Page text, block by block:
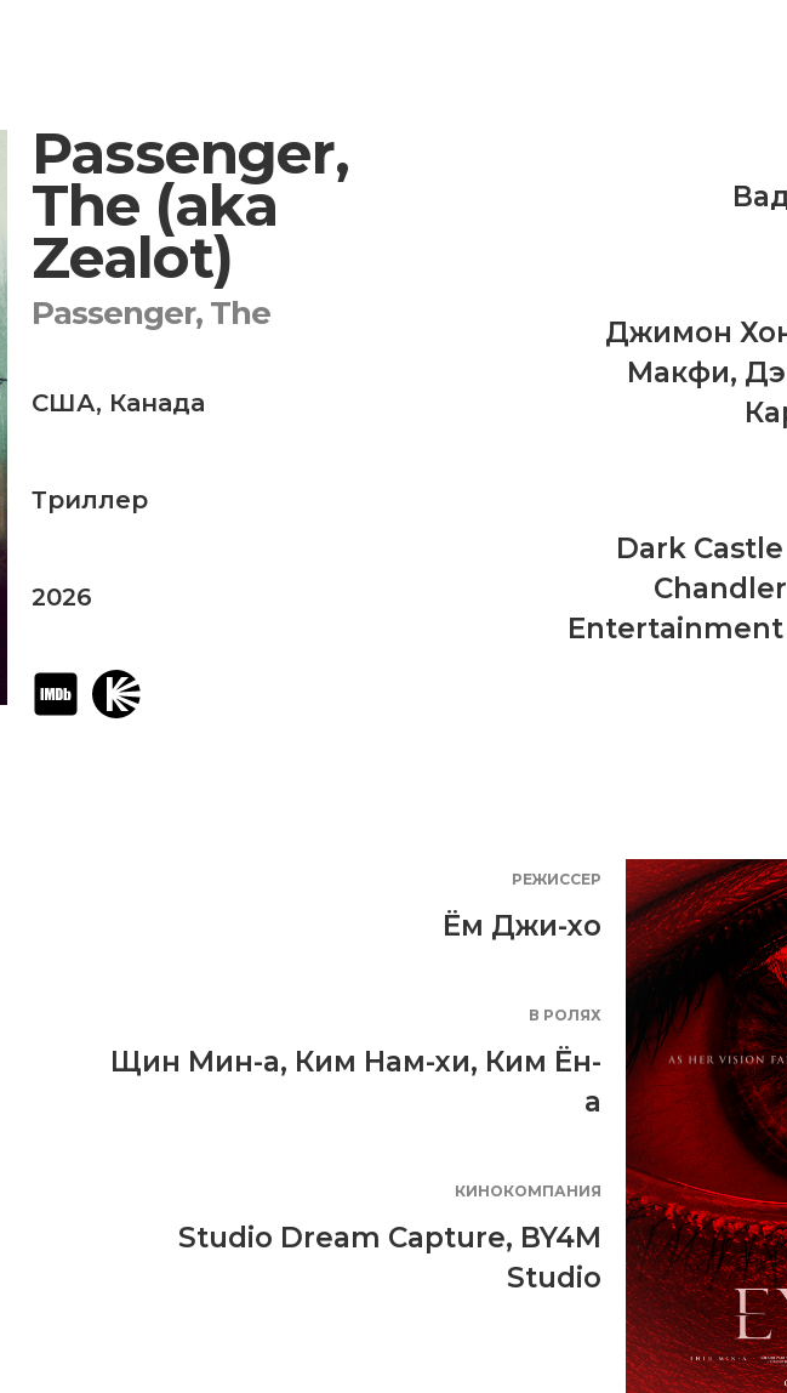
Passenger,
The (aka
Zealot)
Passenger, The
США, Канада
Триллер
2026
Джимон
Макфи,
Dark
Entertainment
РЕЖИССЕР
Ём Джи-хо
В РОЛЯХ
Щин Мин-а, Ким Нам-хи, Ким Ён-
а
КИНОКОМПАНИЯ
Studio Dream Capture, BY4M
Studio